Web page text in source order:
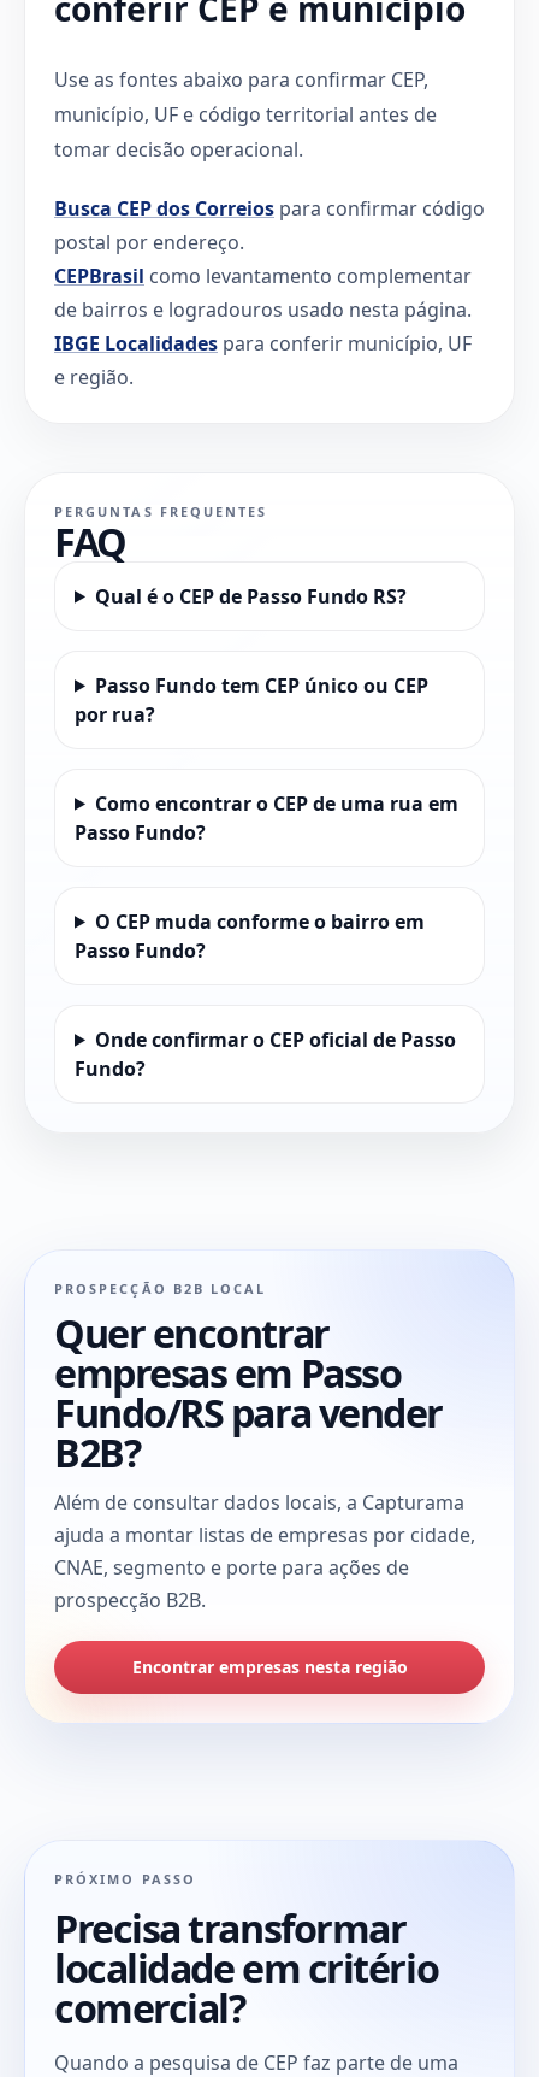
Use as fontes abaixo para confirmar CEP,
município, UF e código territorial antes de
tomar decisão operacional.
Busca CEP dos Correios para confirmar código
postal por endereço.
CEPBrasil como levantamento complementar
de bairros e logradouros usado nesta página.
IBGE Localidades para conferir município, UF
e região.
PERGUNTAS FREQUENTES
FAQ
Qual é o CEP de Passo Fundo RS?
Passo Fundo tem CEP único ou CEP
por rua?
Como encontrar o CEP de uma rua em
Passo Fundo?
O CEP muda conforme o bairro em
Passo Fundo?
Onde confirmar o CEP oficial de Passo
Fundo?
PROSPECÇÃO B2B LOCAL
Quer encontrar
empresas em Passo
Fundo/RS para vender
B2B?
Além de consultar dados locais, a Capturama
ajuda a montar listas de empresas por cidade,
CNAE, segmento e porte para ações de
prospecção B2B.
Encontrar empresas nesta região
PRÓXIMO PASSO
Precisa transformar
localidade em critério
comercial?
Quando a pesquisa de CEP faz parte de uma